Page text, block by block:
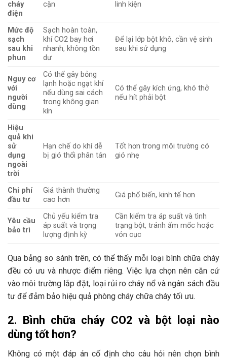
cháy
điện
cặn linh kiện
Mức độ
sạch
sau khi
phun
Sạch hoàn toàn,
khí CO2 bay hơi
nhanh, không tồn
dư
Để lại lớp bột khô, cần vệ sinh
sau khi sử dụng
Nguy cơ
với
người
dùng
Có thể gây bỏng
lạnh hoặc ngạt khí
nếu dùng sai cách
trong không gian
kín
Có thể gây kích ứng, khó thở
nếu hít phải bột
Hiệu
quả khi
sử
dụng
ngoài
trời
Hạn chế do khí dễ
bị gió thổi phân tán
Tốt hơn trong môi trường có
gió nhẹ
Chi phí
đầu tư
Giá thành thường
cao hơn
Giá phổ biến, kinh tế hơn
Yêu cầu
bảo trì
Chủ yếu kiểm tra
áp suất và trọng
lượng định kỳ
Cần kiểm tra áp suất và tình
trạng bột, tránh ẩm mốc hoặc
vón cục
Qua bảng so sánh trên, có thể thấy mỗi loại bình chữa cháy
đều có ưu và nhược điểm riêng. Việc lựa chọn nên căn cứ
vào môi trường lắp đặt, loại rủi ro cháy nổ và ngân sách đầu
tư để đảm bảo hiệu quả phòng cháy chữa cháy tối ưu.
2. Bình chữa cháy CO2 và bột loại nào
dùng tốt hơn?
Không có một đáp án cố định cho câu hỏi nên chọn bình